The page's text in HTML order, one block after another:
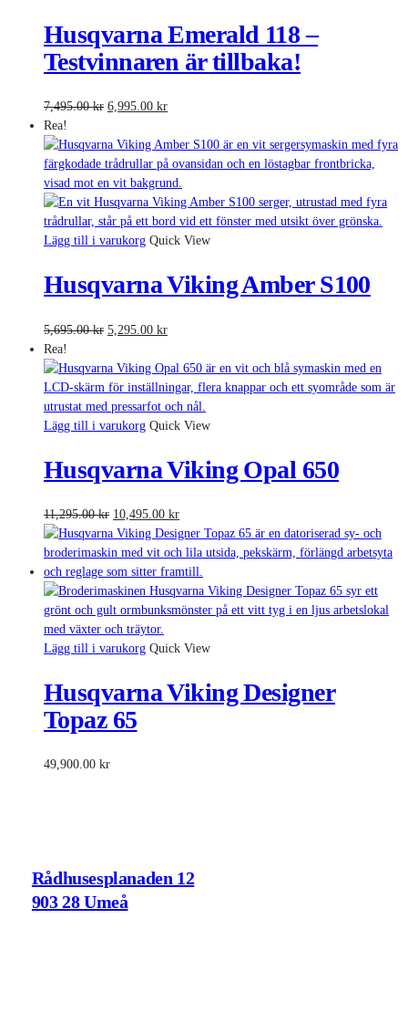
Husqvarna Emerald 118 –
Testvinnaren är tillbaka!
7,495.00kr Det
priset
var:
7,495.00 kr.
6,995.00 krDet
priset
är:
6,995.00 kr.
Rea!
Lägg till i varukorg Quick View
Husqvarna Viking Amber S100
5,695.00kr Det
priset
var:
5,695.00 kr.
5,295.00 krDet
priset
är:
5,295.00 kr.
Rea!
Lägg till i varukorg Quick View
Husqvarna Viking Opal 650
11,295.00kr Det
ursprungliga
priset
var:
11,295.00 kr.
10,495.00 krDet
nuvarande
priset
är:
10,495.00 kr.
Lägg till i varukorg Quick View
Husqvarna Viking Designer
Topaz 65
49,900.00 kr
Rådhusesplanaden 12
903 28 Umeå